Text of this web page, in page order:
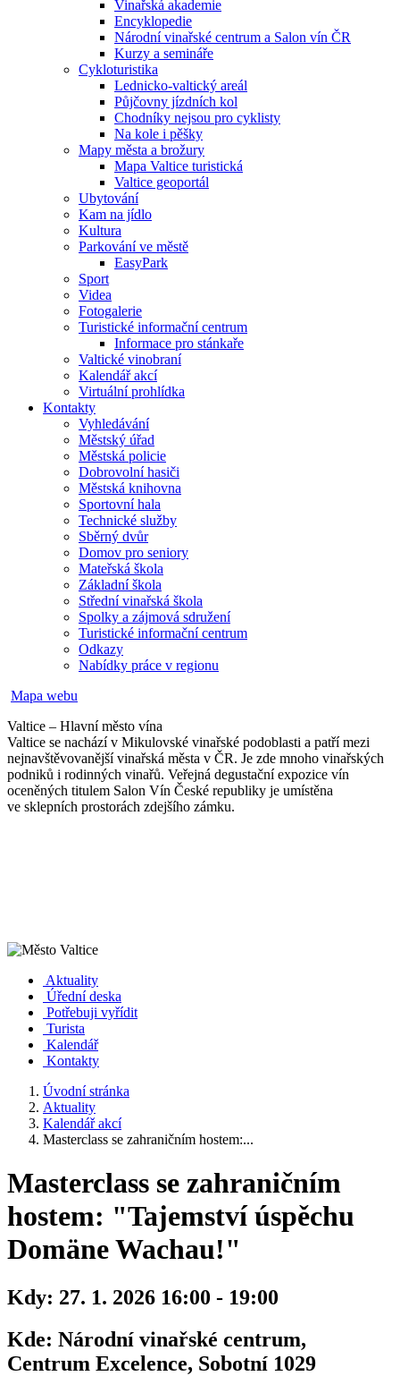
Vinařská akademie
Encyklopedie
Národní vinařské centrum a Salon vín ČR
Kurzy a semináře
Cykloturistika
Lednicko-valtický areál
Půjčovny jízdních kol
Chodníky nejsou pro cyklisty
Na kole i pěšky
Mapy města a brožury
Mapa Valtice turistická
Valtice geoportál
Ubytování
Kam na jídlo
Kultura
Parkování ve městě
EasyPark
Sport
Videa
Fotogalerie
Turistické informační centrum
Informace pro stánkaře
Valtické vinobraní
Kalendář akcí
Virtuální prohlídka
Kontakty
Vyhledávání
Městský úřad
Městská policie
Dobrovolní hasiči
Městská knihovna
Sportovní hala
Technické služby
Sběrný dvůr
Domov pro seniory
Mateřská škola
Základní škola
Střední vinařská škola
Spolky a zájmová sdružení
Turistické informační centrum
Odkazy
Nabídky práce v regionu
Mapa webu
Valtice – Hlavní město vína
Valtice se nachází v Mikulovské vinařské podoblasti a patří mezi
nejnavštěvovanější vinařská města v ČR. Je zde mnoho vinařských
podniků i rodinných vinařů. Veřejná degustační expozice vín
oceněných titulem Salon Vín České republiky je umístěna
ve sklepních prostorách zdejšího zámku.
Aktuality
Úřední deska
Potřebuji vyřídit
Turista
Kalendář
Kontakty
Úvodní stránka
Aktuality
Kalendář akcí
Masterclass se zahraničním hostem:...
Masterclass se zahraničním
hostem: "Tajemství úspěchu
Domäne Wachau!"
Kdy: 27. 1. 2026 16:00 - 19:00
Kde: Národní vinařské centrum,
Centrum Excelence, Sobotní 1029